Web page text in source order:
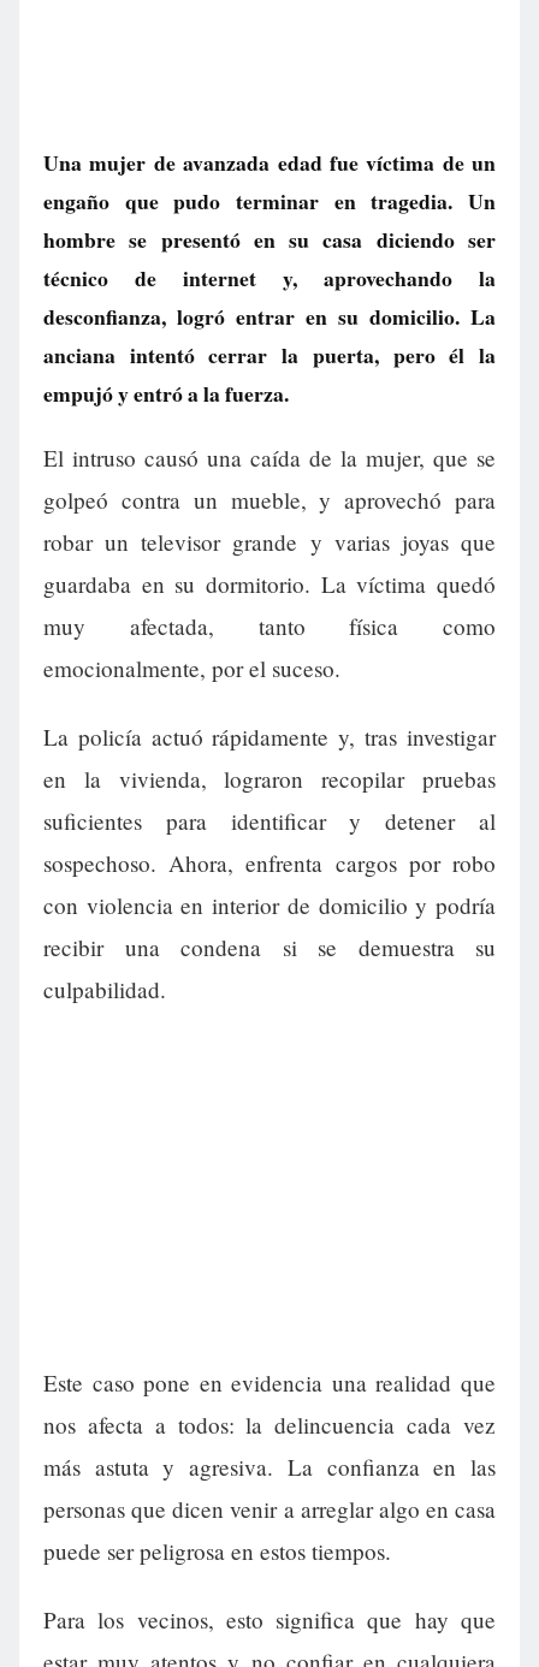
Una mujer de avanzada edad fue víctima de un
engaño que pudo terminar en tragedia. Un
hombre se presentó en su casa diciendo ser
técnico de internet y, aprovechando la
desconfianza, logró entrar en su domicilio. La
anciana intentó cerrar la puerta, pero él la
empujó y entró a la fuerza.
El intruso causó una caída de la mujer, que se
golpeó contra un mueble, y aprovechó para
robar un televisor grande y varias joyas que
guardaba en su dormitorio. La víctima quedó
muy afectada, tanto física como
emocionalmente, por el suceso.
La policía actuó rápidamente y, tras investigar
en la vivienda, lograron recopilar pruebas
suficientes para identificar y detener al
sospechoso. Ahora, enfrenta cargos por robo
con violencia en interior de domicilio y podría
recibir una condena si se demuestra su
culpabilidad.
Este caso pone en evidencia una realidad que
nos afecta a todos: la delincuencia cada vez
más astuta y agresiva. La confianza en las
personas que dicen venir a arreglar algo en casa
puede ser peligrosa en estos tiempos.
Para los vecinos, esto significa que hay que